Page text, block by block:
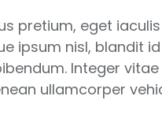
pretium, eget
ipsum nisl, blandit
Integer
ullamcorper